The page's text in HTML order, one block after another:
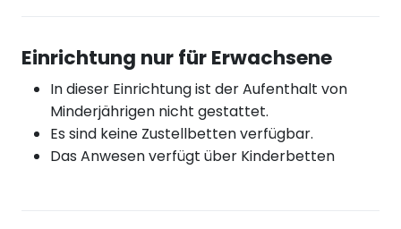
Einrichtung nur für Erwachsene
In dieser Einrichtung ist der Aufenthalt von
Minderjährigen nicht gestattet.
Es sind keine Zustellbetten verfügbar.
Das Anwesen verfügt über Kinderbetten